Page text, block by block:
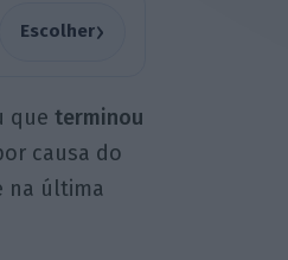
Escolher›
que terminou
causa do
na última